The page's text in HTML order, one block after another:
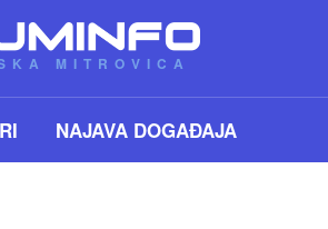
MITROVICA
NAJAVA DOGAĐAJA